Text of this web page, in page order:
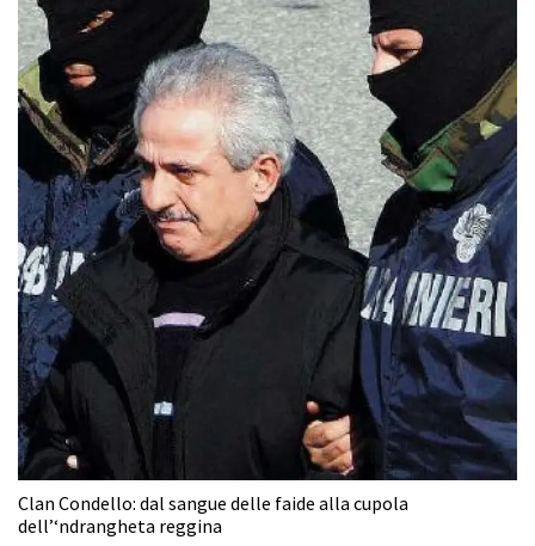
Clan Condello: dal sangue delle faide alla cupola
dell’‘ndrangheta reggina